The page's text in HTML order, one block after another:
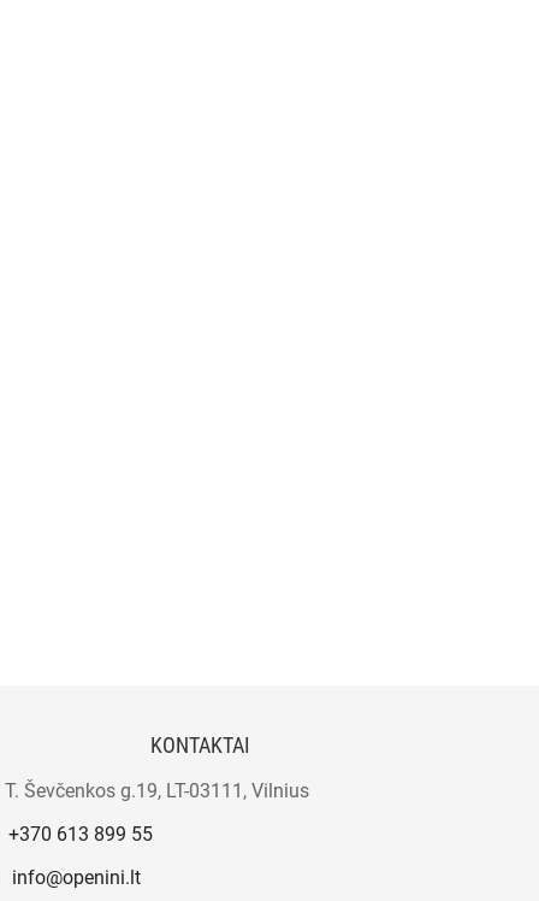
KONTAKTAI
T. Ševčenkos g.19, LT-03111, Vilnius
+370 613 899 55
info@openini.lt